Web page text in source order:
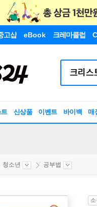
고샵 eBook 크레마클럽
신상품 이벤트 바이백 매
청소년 공부법